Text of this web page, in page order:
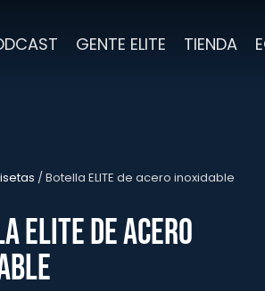
GENTE ELITE TIENDA
/ Botella ELITE de acero inoxidable
ELITE de acero